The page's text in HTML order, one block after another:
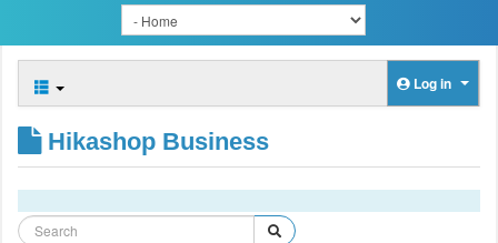
Log in
Hikashop Business